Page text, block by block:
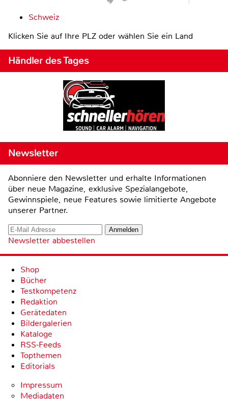
Schweiz
Klicken Sie auf Ihre PLZ oder wählen Sie ein Land
Händler des Tages
Newsletter
Abonniere den Newsletter und erhalte Informationen
über neue Magazine, exklusive Spezialangebote,
Gewinnspiele, neue Features sowie limitierte Angebote
unserer Partner.
Newsletter abbestellen
Shop
Bücher
Testkompetenz
Redaktion
Gerätedaten
Bildergalerien
Kataloge
RSS-Feeds
Topthemen
Editorials
Impressum
Mediadaten